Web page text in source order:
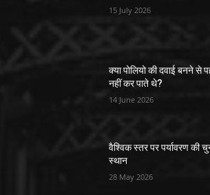
15 July 2026
क्या पोलियो की दवाई बनने से
नहीं कर पाते थे?
14 June 2026
वैश्विक स्तर पर पर्यावरण की
स्थान
28 May 2026